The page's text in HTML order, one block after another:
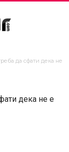
да сфати дека не
дека не е